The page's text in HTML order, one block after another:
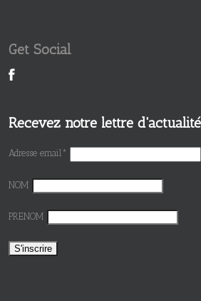
Get Social
Recevez notre lettre d'actualité
Adresse email*
NOM
PRENOM